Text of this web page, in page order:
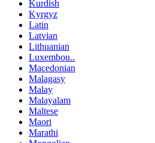
Kurdish
Kyrgyz
Latin
Latvian
Lithuanian
Luxembou..
Macedonian
Malagasy
Malay
Malayalam
Maltese
Maori
Marathi